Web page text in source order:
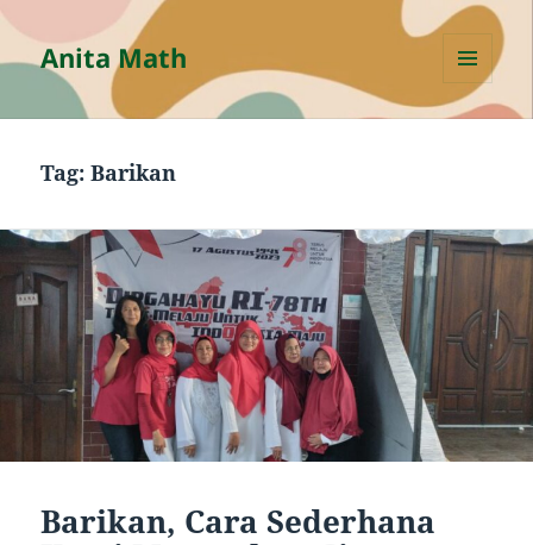
Anita Math
MENU
AND
Tag:Barikan
Barikan, Cara Sederhana